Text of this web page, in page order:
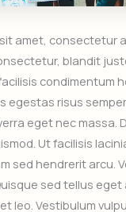
amet, consectetur
blandit
condimentum
egestas risus
eget nec massa.
Ut facilisis
sed hendrerit arcu.
sed tellus
leo. Vestibulum